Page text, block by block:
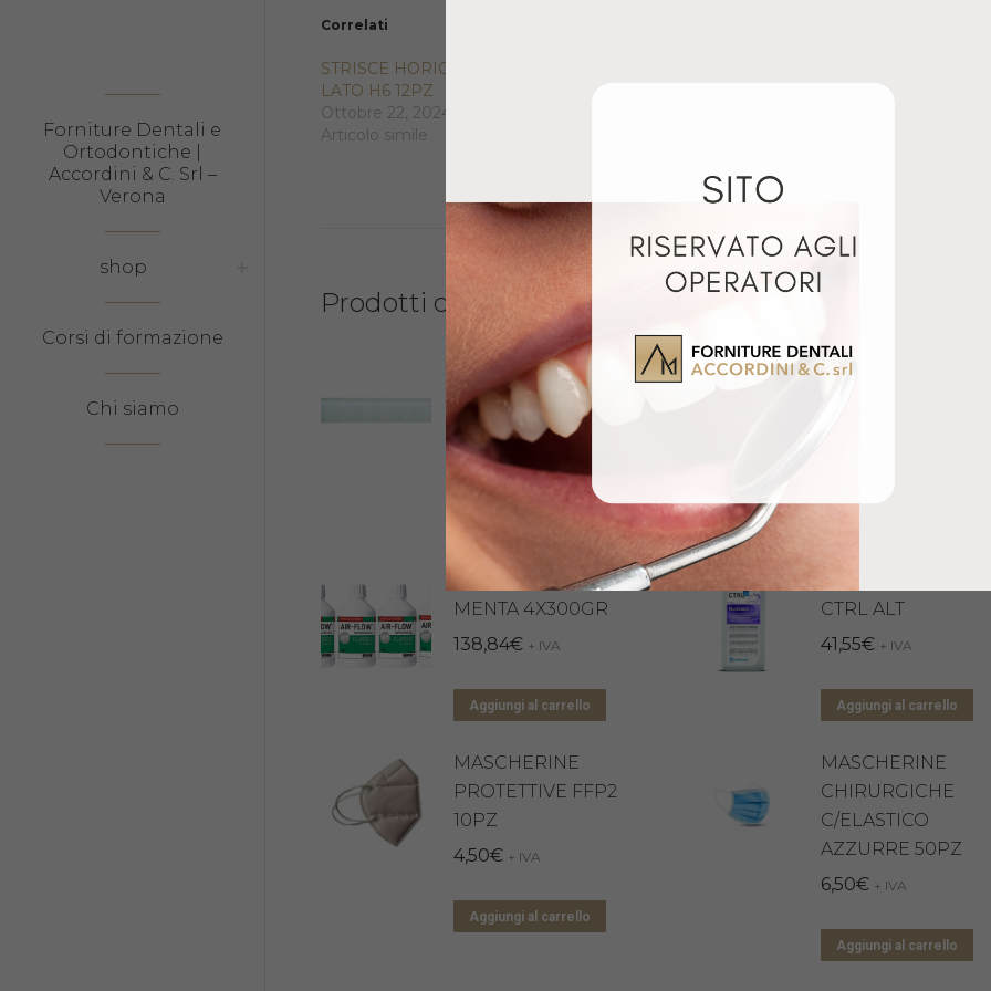
Forniture Dentali e
Ortodontiche |
Accordini & C. Srl –
Verona
shop
Corsi di formazione
Chi siamo
Correlati
STRISCE HORICO 2
LATO H6 12PZ
Ottobre 22, 2024
Articolo simile
Prodotti correlati
PUNTALI
MISCELATORI
VERDI 1:1 50PZ
18,90€ + IVA
LUBRIMED
AIR FLOW CLASSIC
MENTA 4X300GR
138,84€ + IVA
Aggiungi al carrello
CTRL ALT
41,55€ + IVA
Aggiungi al carrello
MASCHERINE
PROTETTIVE FFP2
10PZ
4,50€ + IVA
Aggiungi al carrello
MASCHERINE
CHIRURGICHE
C/ELASTICO
AZZURRE 50PZ
6,50€ + IVA
Aggiungi al carrello